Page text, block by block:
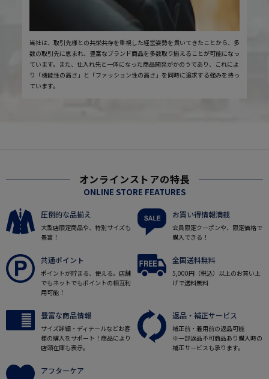
当社は、取引先様との共栄共存を重視した経営姿勢を貫いてきたことから、多
数の取引先に恵まれ、豊富なブランド商品を多数取り揃えることが可能になっ
ています。また、仕入れ先と一体になった商品開発がかのうであり、これによ
り「機能性の高さ」と「ファッション性の高さ」を同時に追求する強みを持っ
ています。
オンラインストアの特長
ONLINE STORE FEATURES
圧倒的な品揃え
大型店限定商品や、特別サイズも
豊富！
お買い得情報満載
会員限定クーポンや、限定価格で
購入できる！
共通ポイント
ポイントが貯まる、使える。店舗
でもネットでもポイントの相互利
用可能！
全国送料無料
5,000円（税込）以上のお買い上
げで送料無料
豊富な商品情報
サイズ詳細・ディテールなどお客
様の購入をサポート！商品により
店頭在庫も表示。
返品・補正サービス
補正前・着用前の返品可能
※一部返品不可商品あり購入時の
補正サービスも承ります。
アフターケア